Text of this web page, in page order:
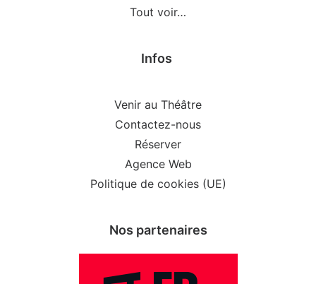
Tout voir…
Infos
Venir au Théâtre
Contactez-nous
Réserver
Agence Web
Politique de cookies (UE)
Nos partenaires